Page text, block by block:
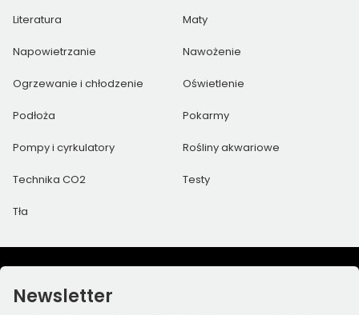
Literatura Maty
Napowietrzanie Nawożenie
Ogrzewanie i chłodzenie Oświetlenie
Podłoża Pokarmy
Pompy i cyrkulatory Rośliny akwariowe
Technika CO2 Testy
Tła
Newsletter